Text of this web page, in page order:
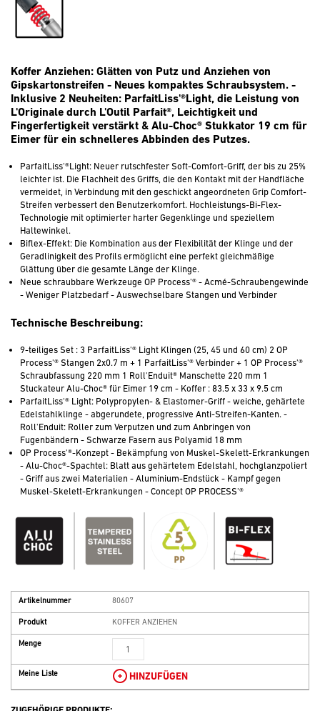
Koffer Anziehen: Glätten von Putz und Anziehen von
Gipskartonstreifen - Neues kompaktes Schraubsystem. -
Inklusive 2 Neuheiten: ParfaitLiss'®Light, die Leistung von
L'Originale durch L'Outil Parfait®, Leichtigkeit und
Fingerfertigkeit verstärkt & Alu-Choc® Stukkator 19 cm für
Eimer für ein schnelleres Abbinden des Putzes.
ParfaitLiss'®Light: Neuer rutschfester Soft-Comfort-Griff, der bis zu 25%
leichter ist. Die Flachheit des Griffs, die den Kontakt mit der Handfläche
vermeidet, in Verbindung mit den geschickt angeordneten Grip Comfort-
Streifen verbessert den Benutzerkomfort. Hochleistungs-Bi-Flex-
Technologie mit optimierter harter Gegenklinge und speziellem
Haltewinkel.
Biflex-Effekt: Die Kombination aus der Flexibilität der Klinge und der
Geradlinigkeit des Profils ermöglicht eine perfekt gleichmäßige
Glättung über die gesamte Länge der Klinge.
Neue schraubbare Werkzeuge OP Process'® - Acmé-Schraubengewinde
- Weniger Platzbedarf - Auswechselbare Stangen und Verbinder
Technische Beschreibung:
9-teiliges Set : 3 ParfaitLiss'® Light Klingen (25, 45 und 60 cm) 2 OP
Process'® Stangen 2x0.7 m + 1 ParfaitLiss'® Verbinder + 1 OP Process'®
Schraubfassung 220 mm 1 Roll'Enduit® Manschette 220 mm 1
Stuckateur Alu-Choc® für Eimer 19 cm - Koffer : 83.5 x 33 x 9.5 cm
ParfaitLiss'® Light: Polypropylen- & Elastomer-Griff - weiche, gehärtete
Edelstahlklinge - abgerundete, progressive Anti-Streifen-Kanten. -
Roll'Enduit: Roller zum Verputzen und zum Anbringen von
Fugenbändern - Schwarze Fasern aus Polyamid 18 mm
OP Process'®-Konzept - Bekämpfung von Muskel-Skelett-Erkrankungen
- Alu-Choc®-Spachtel: Blatt aus gehärtetem Edelstahl, hochglanzpoliert
- Griff aus zwei Materialien - Aluminium-Endstück - Kampf gegen
Muskel-Skelett-Erkrankungen - Concept OP PROCESS'®
Artikelnummer 80607
Produkt KOFFER ANZIEHEN
Menge
Meine Liste HINZUFÜGEN